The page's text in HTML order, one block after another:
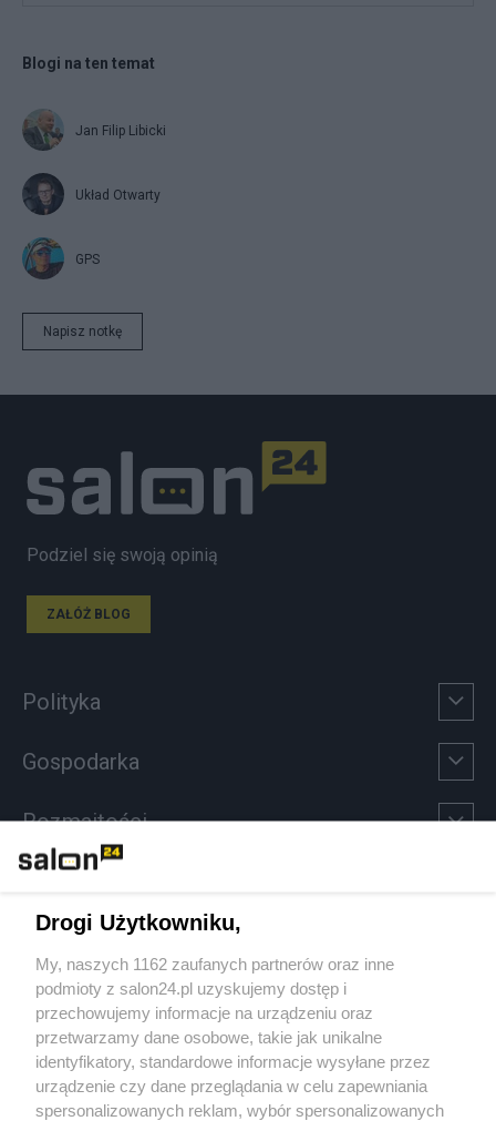
Blogi na ten temat
Jan Filip Libicki
Układ Otwarty
GPS
Napisz notkę
Podziel się swoją opinią
ZAŁÓŻ BLOG
Polityka
Gospodarka
Rozmaitości
Sport
Społeczeństwo
Kultura
Drogi Użytkowniku,
My, naszych 1162 zaufanych partnerów oraz inne
podmioty z salon24.pl uzyskujemy dostęp i
przechowujemy informacje na urządzeniu oraz
przetwarzamy dane osobowe, takie jak unikalne
identyfikatory, standardowe informacje wysyłane przez
urządzenie czy dane przeglądania w celu zapewniania
spersonalizowanych reklam, wybór spersonalizowanych